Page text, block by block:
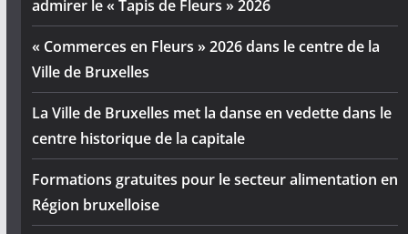
admirer le « Tapis de Fleurs » 2026
« Commerces en Fleurs » 2026 dans le centre de la
Ville de Bruxelles
La Ville de Bruxelles met la danse en vedette dans le
centre historique de la capitale
Formations gratuites pour le secteur alimentation en
Région bruxelloise